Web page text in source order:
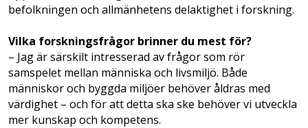
befolkningen och allmänhetens delaktighet i forskning.
Vilka forskningsfrågor brinner du mest för?
– Jag är särskilt intresserad av frågor som rör
samspelet mellan människa och livsmiljö. Både
människor och byggda miljöer behöver åldras med
värdighet – och för att detta ska ske behöver vi utveckla
mer kunskap och kompetens.